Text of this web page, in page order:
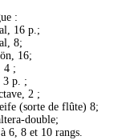
:
16 p.;
8;
16;
4 ;
3 p. ;
2 ;
(sorte de flûte) 8;
double;
6, 8 et 10 rangs.